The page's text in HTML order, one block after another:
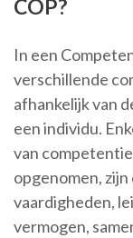
COP?
In een
verschillende
afhankelijk van
een individu.
van
opgenomen,
vaardigheden,
vermogen,